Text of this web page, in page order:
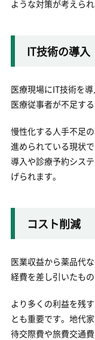
ような対策が考えられ
IT技術の導入
医療現場にIT技術を
医療従事者が不足す
慢性化する人手不足
進められている現状
導入や診療予約シス
げられます。
コスト削減
医業収益から薬品代
経費を差し引いたも
より多くの利益を残
とも重要です。地代
待交際費や旅費交通